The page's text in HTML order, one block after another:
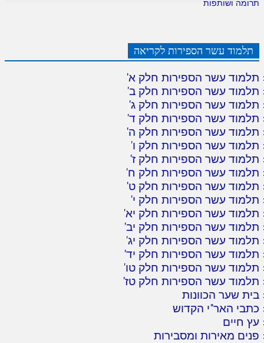
תרומה ושותפות
תלמוד עשר הספירות לקריאה
תלמוד עשר הספירות חלק א'
תלמוד עשר הספירות חלק ב'
תלמוד עשר הספירות חלק ג'
תלמוד עשר הספירות חלק ד'
תלמוד עשר הספירות חלק ה'
תלמוד עשר הספירות חלק ו'
תלמוד עשר הספירות חלק ז'
תלמוד עשר הספירות חלק ח'
תלמוד עשר הספירות חלק ט'
תלמוד עשר הספירות חלק י'
תלמוד עשר הספירות חלק יא'
תלמוד עשר הספירות חלק יב'
תלמוד עשר הספירות חלק יג'
תלמוד עשר הספירות חלק יד'
תלמוד עשר הספירות חלק טו'
תלמוד עשר הספירות חלק טז'
בית שער הכוונות
כתבי האר"י הקדוש
עץ חיים
פנים מאירות ומסבירות